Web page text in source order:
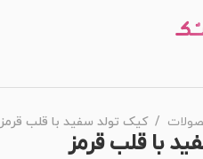
کیک تولد سفید با قلب قرمز
با قلب قرمز